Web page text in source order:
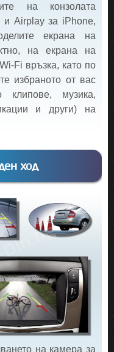
на конзолата
и Airplay за iPhone,
екрана на
на екрана на
Fi връзка, като по
избраното от вас
клипове, музика,
и други) на
ход
на камера за